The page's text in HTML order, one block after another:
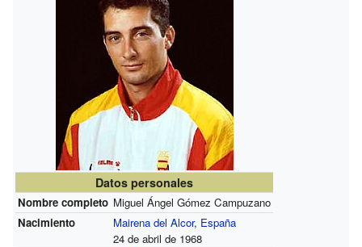
Datos personales
Nombre completo Miguel Ángel Gómez Campuzano
Nacimiento
Mairena del Alcor, España
24 de abril de 1968